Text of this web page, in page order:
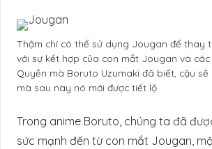
Thậm chí có thể sử dụng Jougan để thay
với sự kết hợp của con mắt Jougan và các
Quyền mà Boruto Uzumaki đã biết, cậu sẽ
mà sau này nó mới được tiết lộ
Trong anime Boruto, chúng ta đã
sức mạnh đến từ con mắt Jougan,